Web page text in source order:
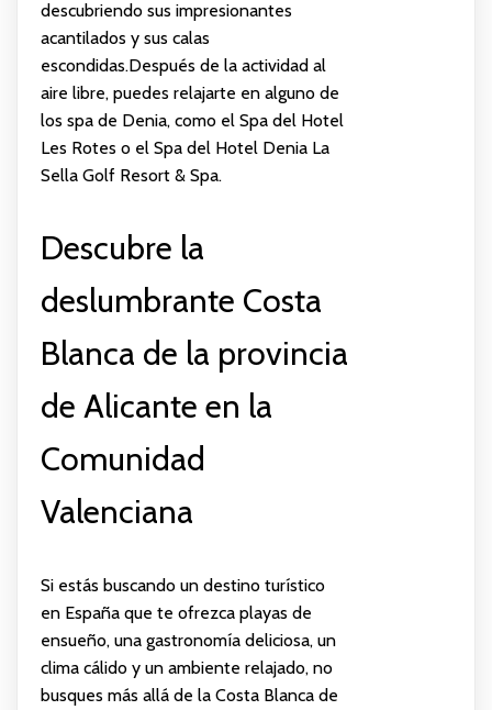
descubriendo sus impresionantes
acantilados y sus calas
escondidas.Después de la actividad al
aire libre, puedes relajarte en alguno de
los spa de Denia, como el Spa del Hotel
Les Rotes o el Spa del Hotel Denia La
Sella Golf Resort & Spa.
Descubre la
deslumbrante Costa
Blanca de la provincia
de Alicante en la
Comunidad
Valenciana
Si estás buscando un destino turístico
en España que te ofrezca playas de
ensueño, una gastronomía deliciosa, un
clima cálido y un ambiente relajado, no
busques más allá de la Costa Blanca de